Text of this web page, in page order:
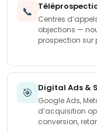
📞
Centres
objections —
prospection sur
🎯 Digital Ads &
Google Ads,
d’acquisition
conversion,